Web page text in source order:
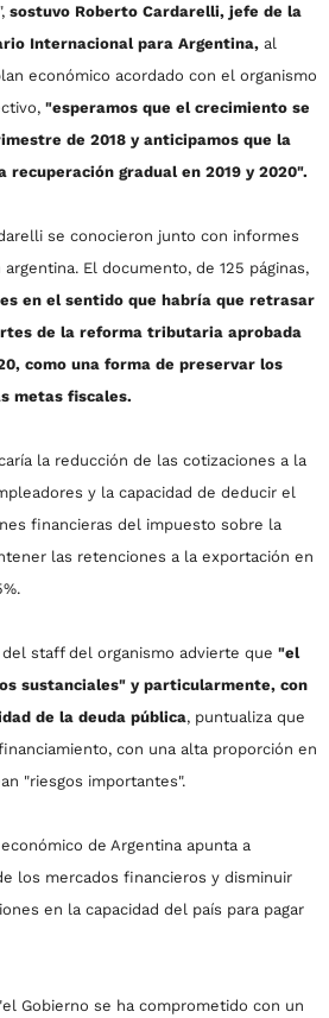
sostuvo Roberto Cardarelli, jefe de la
Internacional para Argentina, al
económico acordado con el organismo
"esperamos que el crecimiento se
de 2018 y anticipamos que la
recuperación gradual en 2019 y 2020".
se conocieron junto con informes
El documento, de 125 páginas,
en el sentido que habría que retrasar
de la reforma tributaria aprobada
como una forma de preservar los
metas fiscales.
la reducción de las cotizaciones a la
y la capacidad de deducir el
financieras del impuesto sobre la
las retenciones a la exportación en
staff del organismo advierte que "el
sustanciales" y particularmente, con
de la deuda pública, puntualiza que
con una alta proporción en
"riesgos importantes".
de Argentina apunta a
los mercados financieros y disminuir
en la capacidad del país para pagar
Gobierno se ha comprometido con un